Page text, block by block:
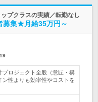
プクラスの実績／転勤なし
募集★月給35万円～
プロジェクト全般（意匠・構
性よりも効率性やコストを